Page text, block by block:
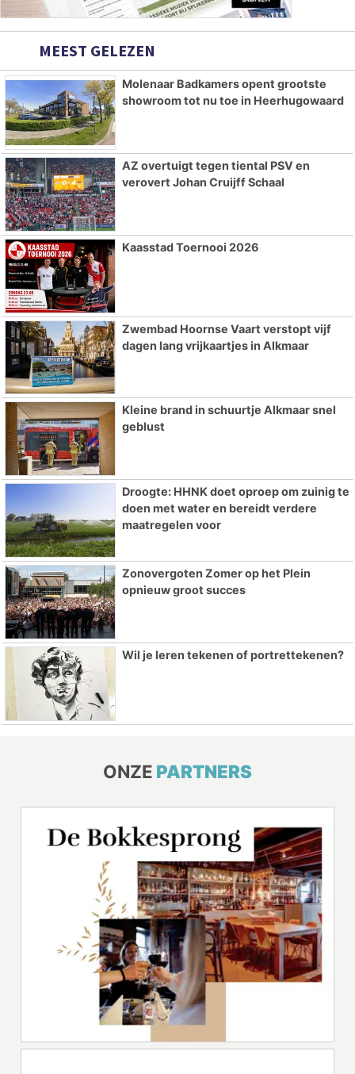
MEEST GELEZEN
Molenaar Badkamers opent grootste
showroom tot nu toe in Heerhugowaard
AZ overtuigt tegen tiental PSV en
verovert Johan Cruijff Schaal
Kaasstad Toernooi 2026
Zwembad Hoornse Vaart verstopt vijf
dagen lang vrijkaartjes in Alkmaar
Kleine brand in schuurtje Alkmaar snel
geblust
Droogte: HHNK doet oproep om zuinig te
doen met water en bereidt verdere
maatregelen voor
Zonovergoten Zomer op het Plein
opnieuw groot succes
Wil je leren tekenen of portrettekenen?
ONZE PARTNERS